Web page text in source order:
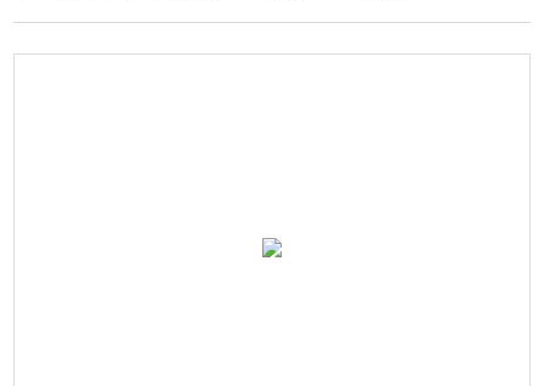
高温烘箱> 400℃高温烘箱